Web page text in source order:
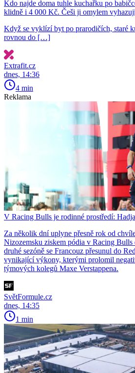
Kdo najde doma tuhle kuchařku po
klidně i 4 000 Kč. Češi ji omylem
Když se vyklízí byt po prarodičích, staré
rovnou do […]
Extrafit.cz
dnes, 14:36
4 min
Reklama
V Racing Bulls je rodinné prostředí:
Za několik dní uplyne přesně rok od
Nizozemsku ziskem pódia v Racing
druhé sezóně se Francouz přesunul do
vynikající výkony, kterými prolomil
týmových kolegů Maxe Verstappena.
SvětFormule.cz
dnes, 14:35
1 min